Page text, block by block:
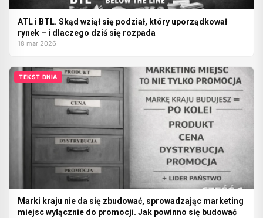
ATL i BTL. Skąd wziął się podział, który uporządkował
rynek – i dlaczego dziś się rozpada
18 mar 2026
TEKST DNIA
Marki kraju nie da się zbudować, sprowadzając marketing
miejsc wyłącznie do promocji. Jak powinno się budować